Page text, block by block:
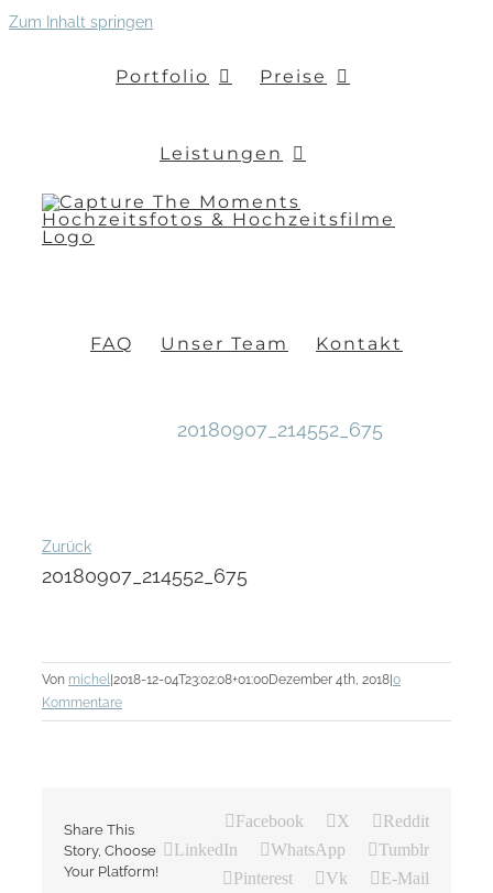
Zum Inhalt springen
Portfolio Preise
Leistungen
FAQ Unser Team Kontakt
20180907_214552_675
Zurück
20180907_214552_675
Von michel |2018-12-04T23:02:08+01:00Dezember 4th, 2018|0
Kommentare
Share This
Story, Choose
Your Platform!
Facebook X
Reddit
LinkedIn
WhatsApp
Tumblr
Pinterest
Vk E-Mail